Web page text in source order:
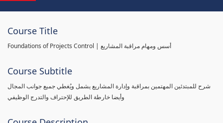
Course Title
Foundations of Projects Control | أسس ومهام مراقبة المشاريع
Course Subtitle
شرح للمبتدئين المهتمين بمراقبة وإدارة المشاريع يشمل ويُغطي جميع جوانب المجال
وأيضا خارطة الطريق للإحتراف والتدرج الوظيفي